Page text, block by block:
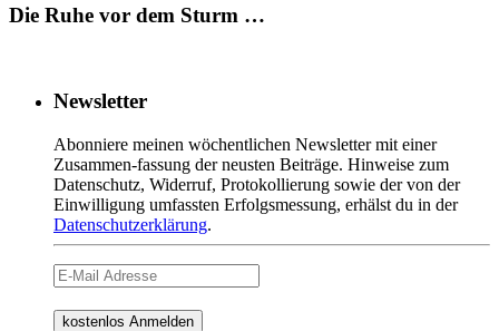
Die Ruhe vor dem Sturm …
Newsletter
Abonniere meinen wöchentlichen Newsletter mit einer
Zusammen-fassung der neusten Beiträge. Hinweise zum
Datenschutz, Widerruf, Protokollierung sowie der von der
Einwilligung umfassten Erfolgsmessung, erhälst du in der
Datenschutzerklärung.